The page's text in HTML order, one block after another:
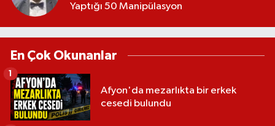
Yaptığı 50 Manipülasyon
En Çok Okunanlar
Afyon'da mezarlıkta bir erkek
cesedi bulundu
1